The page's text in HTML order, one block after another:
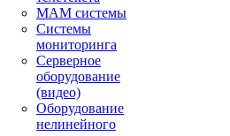
MAM системы
Системы
мониторинга
Серверное
оборудование
(видео)
Оборудование
нелинейного